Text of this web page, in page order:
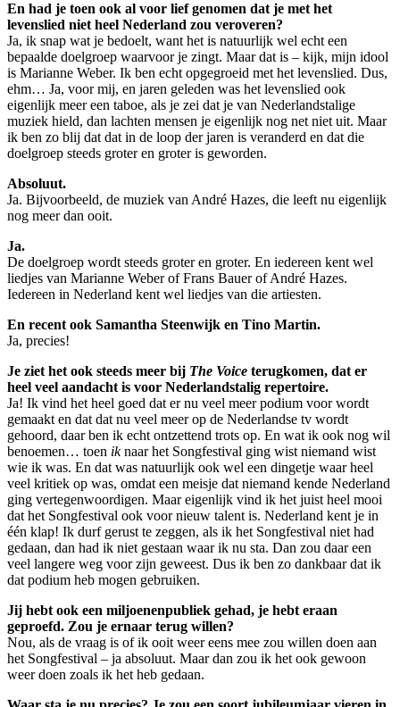
En had je toen ook al voor lief genomen dat je met het
levenslied niet heel Nederland zou veroveren?
Ja, ik snap wat je bedoelt, want het is natuurlijk wel echt een
bepaalde doelgroep waarvoor je zingt. Maar dat is – kijk, mijn idool
is Marianne Weber. Ik ben echt opgegroeid met het levenslied. Dus,
ehm… Ja, voor mij, en jaren geleden was het levenslied ook
eigenlijk meer een taboe, als je zei dat je van Nederlandstalige
muziek hield, dan lachten mensen je eigenlijk nog net niet uit. Maar
ik ben zo blij dat dat in de loop der jaren is veranderd en dat die
doelgroep steeds groter en groter is geworden.
Absoluut.
Ja. Bijvoorbeeld, de muziek van André Hazes, die leeft nu eigenlijk
nog meer dan ooit.
Ja.
De doelgroep wordt steeds groter en groter. En iedereen kent wel
liedjes van Marianne Weber of Frans Bauer of André Hazes.
Iedereen in Nederland kent wel liedjes van die artiesten.
En recent ook Samantha Steenwijk en Tino Martin.
Ja, precies!
Je ziet het ook steeds meer bij The Voice terugkomen, dat er
heel veel aandacht is voor Nederlandstalig repertoire.
Ja! Ik vind het heel goed dat er nu veel meer podium voor wordt
gemaakt en dat dat nu veel meer op de Nederlandse tv wordt
gehoord, daar ben ik echt ontzettend trots op. En wat ik ook nog wil
benoemen… toen iknaar het Songfestival ging wist niemand wist
wie ik was. En dat was natuurlijk ook wel een dingetje waar heel
veel kritiek op was, omdat een meisje dat niemand kende Nederland
ging vertegenwoordigen. Maar eigenlijk vind ik het juist heel mooi
dat het Songfestival ook voor nieuw talent is. Nederland kent je in
één klap! Ik durf gerust te zeggen, als ik het Songfestival niet had
gedaan, dan had ik niet gestaan waar ik nu sta. Dan zou daar een
veel langere weg voor zijn geweest. Dus ik ben zo dankbaar dat ik
dat podium heb mogen gebruiken.
Jij hebt ook een miljoenenpubliek gehad, je hebt eraan
geproefd. Zou je ernaar terug willen?
Nou, als de vraag is of ik ooit weer eens mee zou willen doen aan
het Songfestival – ja absoluut. Maar dan zou ik het ook gewoon
weer doen zoals ik het heb gedaan.